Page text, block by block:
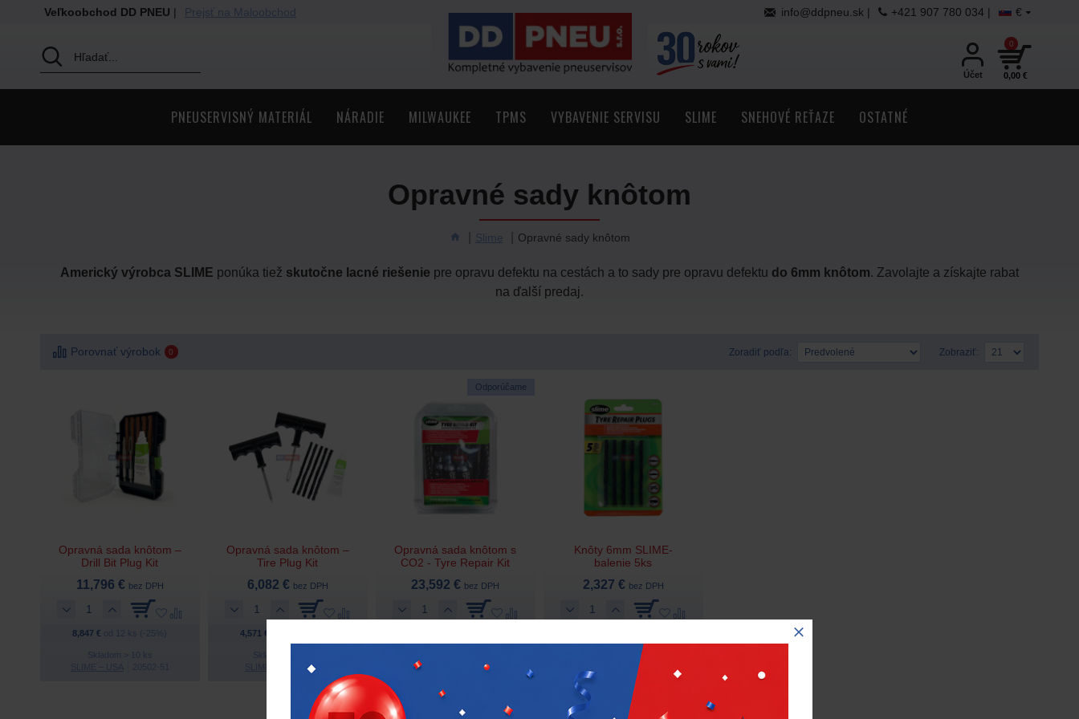
Veľkoobchod DD PNEU | Prejsť na Maloobchod €
info@ddpneu.sk | +421 907 780 034 |
Účet 0,00 €
0
PNEUSERVISNÝ MATERIÁL NÁRADIE MILWAUKEE TPMS VYBAVENIE SERVISU SLIME SNEHOVÉ REŤAZE OSTATNÉ
Slime Opravné sady knôtom
Opravné sady knôtom
Americký výrobca SLIME ponúka tiež skutočne lacné riešenie pre opravu defektu na cestách a to sady pre opravu defektu do 6mm knôtom. Zavolajte a získajte rabat
na ďalší predaj.
Porovnať výrobok 0 Zoradiť podľa: Zobraziť:
Opravná sada knôtom –
Drill Bit Plug Kit
11,796 € bez DPH
8,847 € od 12 ks (-25%)
Skladom > 10 ks
20500
Opravná sada knôtom –
Tire Plug Kit
6,082 € bez DPH
4,571 €
Skladom > 200 ks
Odporúčame
SLIME – USA 20382
Opravná sada knôtom s
CO2 - Tyre Repair Kit
23,592 € bez DPH
20252-51
Knôty 6mm SLIME-
balenie 5ks
2,327 € bez DPH
Skladom > 30 ks